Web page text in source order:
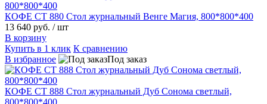
КОФЕ СТ 880 Стол журнальный Венге Магия, 800*800*400
13 640 руб. / шт
В корзину
Купить в 1 клик К сравнению
В избранное
Под заказ
КОФЕ СТ 888 Стол журнальный Дуб Сонома светлый,
800*800*400